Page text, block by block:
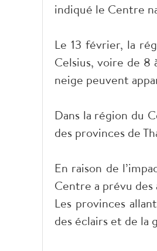
indiqué le Centre
Le 13 février, la
Celsius, voire de 8
neige peuvent
Dans la région du
des provinces de
En raison de
Centre a prévu
Les provinces
des éclairs et de la